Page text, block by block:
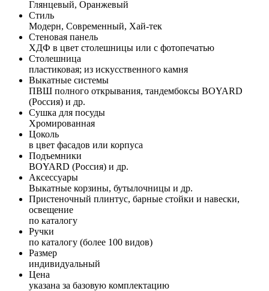
Глянцевый, Оранжевый
Стиль
Модерн, Современный, Хай-тек
Стеновая панель
ХДФ в цвет столешницы или с фотопечатью
Столешница
пластиковая; из искусственного камня
Выкатные системы
ПВШ полного открывания, тандембоксы BOYARD
(Россия) и др.
Сушка для посуды
Хромированная
Цоколь
в цвет фасадов или корпуса
Подъемники
BOYARD (Россия) и др.
Аксессуары
Выкатные корзины, бутылочницы и др.
Пристеночный плинтус, барные стойки и навески,
освещение
по каталогу
Ручки
по каталогу (более 100 видов)
Размер
индивидуальный
Цена
указана за базовую комплектацию